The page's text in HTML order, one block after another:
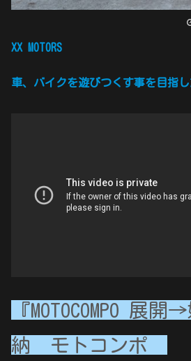
XX MOTORS
車、バイクを遊びつくす事を目指し
『MOTOCOMPO 展
納 モトコンポ